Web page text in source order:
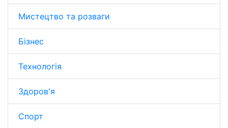
Мистецтво та розваги
Бізнес
Технологія
Здоров'я
Спорт